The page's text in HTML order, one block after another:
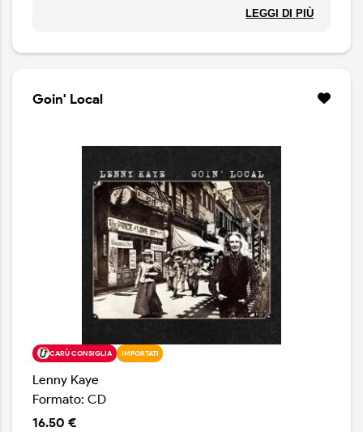
chitarra) Saya Barbaglia (viola e basso) e David Addison
e cangiante della cantante Clari Freeman-Taylor.
LEGGI DI PIÙ
Goin' Local
CARÙ CONSIGLIA IMPORTATI
Lenny Kaye
Formato: CD
16.50 €